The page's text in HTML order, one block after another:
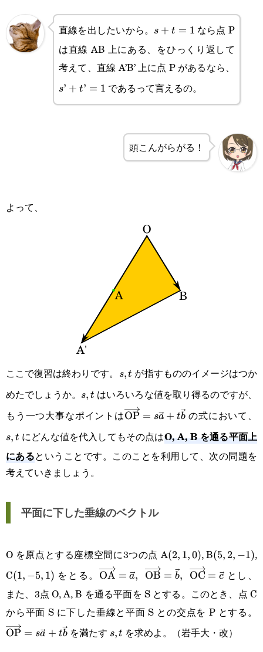
直線を出したいから。 s+t=1
s + t = 1 なら点 P
は直線 AB 上にある、をひっくり返して
考えて、直線 A’B’ 上に点 P があるなら、
s’ + t’ = 1 であるって言えるの。
頭こんがらがる！
よって、
ここで復習は終わりです。
s,
t
s, t が指すもののイメージはつか
めたでしょうか。 s,
t
s, t はいろいろな値を取り得るのですが、
もう一つ大事なポイントはOP = sa + tb の式において、
s, t にどんな値を代入してもその点はO, A, B を通る平面上
にあるということです。このことを利用して、次の問題を
考えていきましょう。
平面に下した垂線のベクトル
O を原点とする座標空間に3つの点 A(2,
1,
0)
(2, 1,0), B(5,
2,
-1)
(5, 2, −1),
C(1,
-5,
1)
(1, −5, 1) をとる。 OA = a, OB = b, OC = cとし、
また、3点 O, A, B を通る平面を S とする。このとき、点 C
から平面 S に下した垂線と平面 S との交点を P とする。
OP = sa + tbを満たす s,
s, t を求めよ。（岩手大・改）